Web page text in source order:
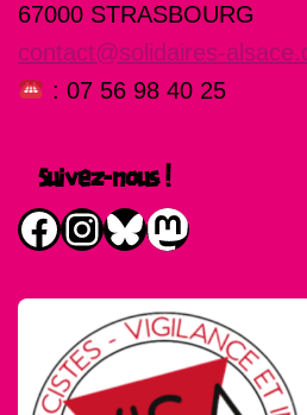
67000 STRASBOURG
contact@solidaires-
: 07 56 98 40 25
Suivez-nous !
Facebook
Instagram
Bluesky